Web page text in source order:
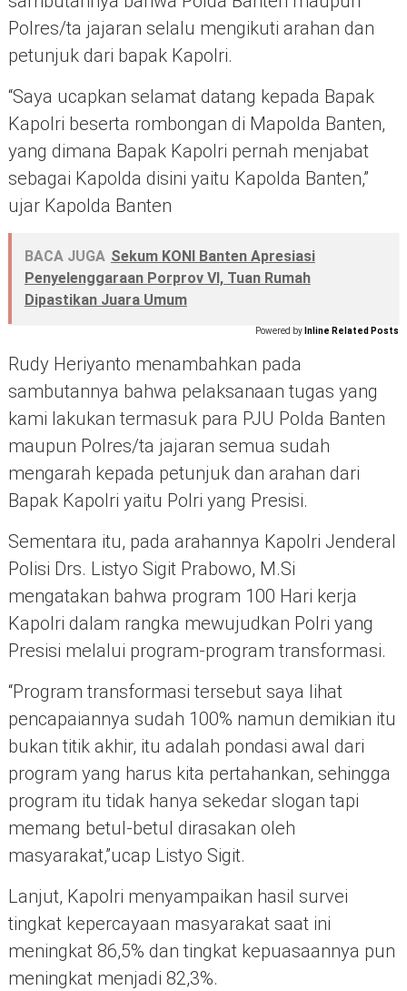
Polres/ta jajaran selalu mengikuti arahan dan
petunjuk dari bapak Kapolri.
“Saya ucapkan selamat datang kepada Bapak
Kapolri beserta rombongan di Mapolda Banten,
yang dimana Bapak Kapolri pernah menjabat
sebagai Kapolda disini yaitu Kapolda Banten,”
ujar Kapolda Banten
BACA JUGA Sekum KONI Banten Apresiasi
Penyelenggaraan Porprov VI, Tuan Rumah
Dipastikan Juara Umum
Powered by Inline Related Posts
Rudy Heriyanto menambahkan pada
sambutannya bahwa pelaksanaan tugas yang
kami lakukan termasuk para PJU Polda Banten
maupun Polres/ta jajaran semua sudah
mengarah kepada petunjuk dan arahan dari
Bapak Kapolri yaitu Polri yang Presisi.
Sementara itu, pada arahannya Kapolri Jenderal
Polisi Drs. Listyo Sigit Prabowo, M.Si
mengatakan bahwa program 100 Hari kerja
Kapolri dalam rangka mewujudkan Polri yang
Presisi melalui program-program transformasi.
“Program transformasi tersebut saya lihat
pencapaiannya sudah 100% namun demikian itu
bukan titik akhir, itu adalah pondasi awal dari
program yang harus kita pertahankan, sehingga
program itu tidak hanya sekedar slogan tapi
memang betul-betul dirasakan oleh
masyarakat,”ucap Listyo Sigit.
Lanjut, Kapolri menyampaikan hasil survei
tingkat kepercayaan masyarakat saat ini
meningkat 86,5% dan tingkat kepuasaannya pun
meningkat menjadi 82,3%.